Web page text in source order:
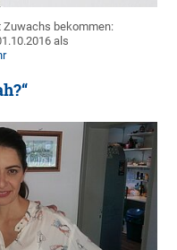
Zuwachs bekommen:
als